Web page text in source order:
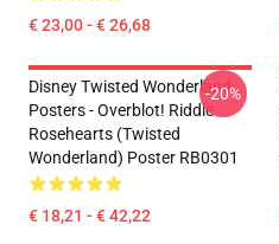
€ 23,00 - € 26,68
Disney Twisted Wonderland
Posters - Overblot! Riddle
Rosehearts (Twisted
Wonderland) Poster RB0301
€ 18,21 - € 42,22
-20%